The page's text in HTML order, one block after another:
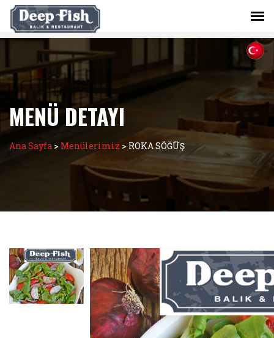
MENÜ DETAYI
Ana Sayfa > Menülerimiz > ROKA SÖĞÜŞ